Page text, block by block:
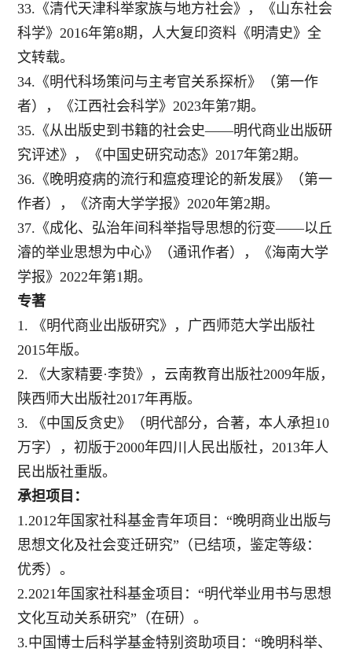
33.《清代天津科举家族与地方社会》，《山东社会
科学》2016年第8期，人大复印资料《明清史》全
文转载。
34.《明代科场策问与主考官关系探析》（第一作
者），《江西社会科学》2023年第7期。
35.《从出版史到书籍的社会史——明代商业出版研
究评述》，《中国史研究动态》2017年第2期。
36.《晚明疫病的流行和瘟疫理论的新发展》（第一
作者），《济南大学学报》2020年第2期。
37.《成化、弘治年间科举指导思想的衍变——以丘
濬的举业思想为中心》（通讯作者），《海南大学
学报》2022年第1期。
专著
1.
《明代商业出版研究》，广西师范大学出版社
2015年版。
2.
《大家精要·李贽》，云南教育出版社2009年版，
陕西师大出版社2017年再版。
3.
《中国反贪史》（明代部分，合著，本人承担10
万字），初版于2000年四川人民出版社，2013年人
民出版社重版。
承担项目：
1.2012年国家社科基金青年项目：“晚明商业出版与
思想文化及社会变迁研究”（已结项，鉴定等级：
优秀）。
2.2021年国家社科基金项目：“明代举业用书与思想
文化互动关系研究”（在研）。
3.中国博士后科学基金特别资助项目：“晚明科举、